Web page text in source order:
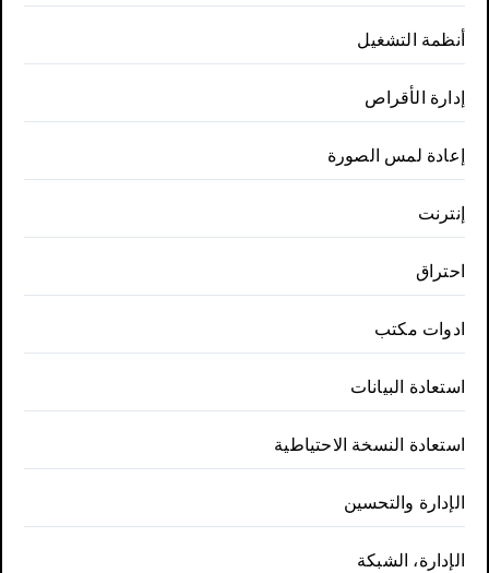
أنظمة التشغيل
إدارة الأقراص
إعادة لمس الصورة
إنترنت
احتراق
ادوات مكتب
استعادة البيانات
استعادة النسخة الاحتياطية
الإدارة والتحسين
الإدارة، الشبكة